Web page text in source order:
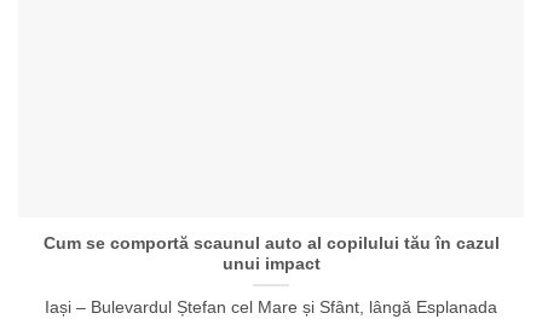
Cum se comportă scaunul auto al copilului tău în cazul
unui impact
Iași – Bulevardul Ștefan cel Mare și Sfânt, lângă Esplanada